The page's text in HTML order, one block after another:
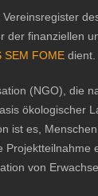
der finanziellen
SEM FOME dient.
(NGO), die
ökologischer
ist es,
Projektteilnahme
von